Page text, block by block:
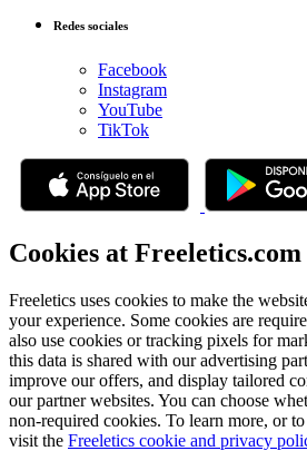
Redes sociales
Facebook
Instagram
YouTube
TikTok
Cookies at Freeletics.com
Freeletics uses cookies to make the
your experience. Some cookies are
also use cookies or tracking pixels for
this data is shared with our advertising
improve our offers, and display tailored
our partner websites. You can choose
non-required cookies. To learn more, or
visit the Freeletics cookie and privacy